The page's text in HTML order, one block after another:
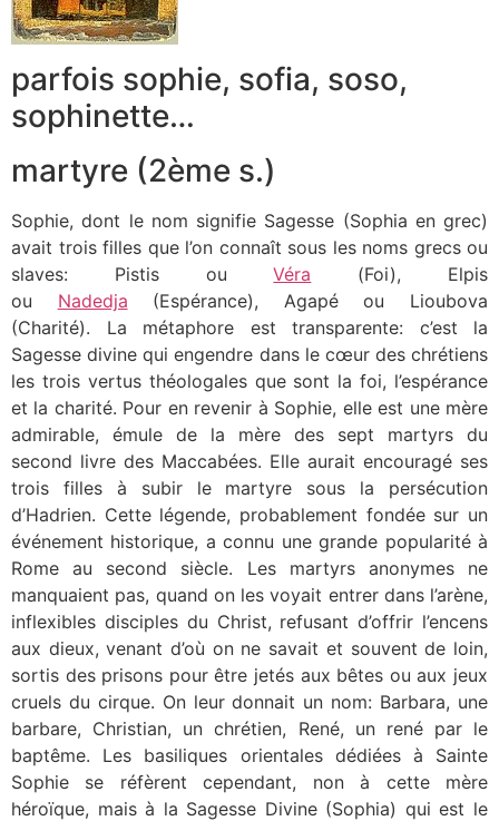
parfois sophie, sofia, soso,
sophinette…
martyre (2ème s.)
Sophie, dont le nom signifie Sagesse (Sophia en grec)
avait trois filles que l’on connaît sous les noms grecs ou
slaves: Pistis ouVéra (Foi), Elpis
ou Nadedja (Espérance), Agapé ou Lioubova
(Charité). La métaphore est transparente: c’est la
Sagesse divine qui engendre dans le cœur des chrétiens
les trois vertus théologales que sont la foi, l’espérance
et la charité. Pour en revenir à Sophie, elle est une mère
admirable, émule de la mère des sept martyrs du
second livre des Maccabées. Elle aurait encouragé ses
trois filles à subir le martyre sous la persécution
d’Hadrien. Cette légende, probablement fondée sur un
événement historique, a connu une grande popularité à
Rome au second siècle. Les martyrs anonymes ne
manquaient pas, quand on les voyait entrer dans l’arène,
inflexibles disciples du Christ, refusant d’offrir l’encens
aux dieux, venant d’où on ne savait et souvent de loin,
sortis des prisons pour être jetés aux bêtes ou aux jeux
cruels du cirque. On leur donnait un nom: Barbara, une
barbare, Christian, un chrétien, René, un rené par le
baptême. Les basiliques orientales dédiées à Sainte
Sophie se réfèrent cependant, non à cette mère
héroïque, mais à la Sagesse Divine (Sophia) qui est le